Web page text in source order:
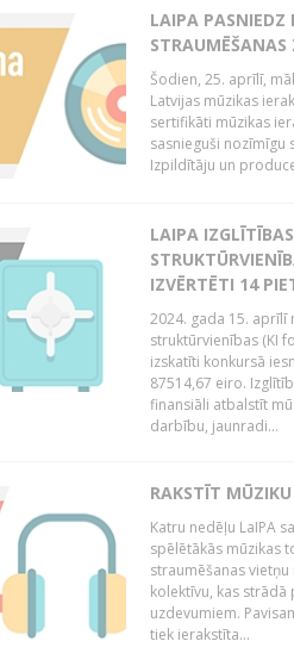
LAIPA PASNIEDZ
Šodien, 25. aprīlī,
Latvijas mūzikas
sertifikāti mūzikas
sasnieguši nozīmīgu
Izpildītāju un
LAIPA
IZVĒRTĒTI 14
2024. gada 15. aprīlī
struktūrvienības (KI
izskatīti konkursā
87514,67 eiro.
finansiāli atbalstīt
darbību, jaunradi...
RAKSTĪT
Katru nedēļu LaIPA
spēlētākās mūzikas
straumēšanas
kolektīvu, kas
uzdevumiem.
tiek ierakstīta...